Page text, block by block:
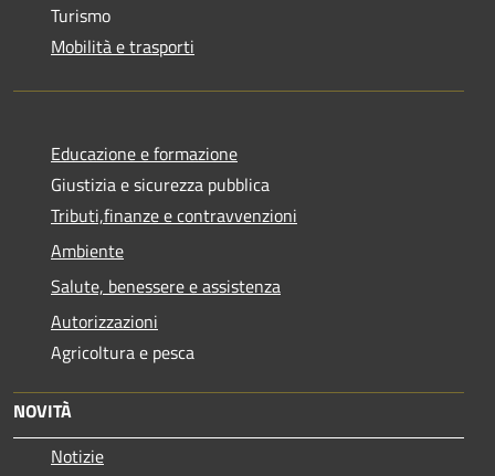
Turismo
Mobilità e trasporti
Educazione e formazione
Giustizia e sicurezza pubblica
Tributi,finanze e contravvenzioni
Ambiente
Salute, benessere e assistenza
Autorizzazioni
Agricoltura e pesca
NOVITÀ
Notizie